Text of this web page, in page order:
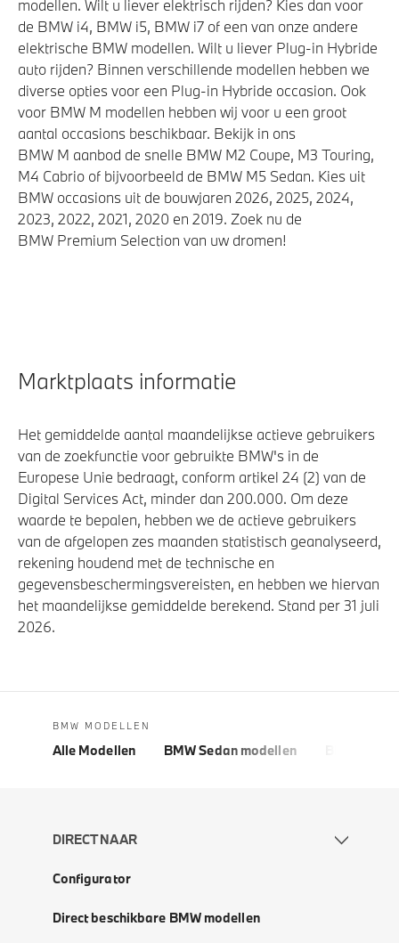
modellen. Wilt u liever elektrisch rijden? Kies dan voor
de BMW i4, BMW i5, BMW i7 of een van onze andere
elektrische BMW modellen. Wilt u liever Plug-in Hybride
auto rijden? Binnen verschillende modellen hebben we
diverse opties voor een Plug-in Hybride occasion. Ook
voor BMW M modellen hebben wij voor u een groot
aantal occasions beschikbaar. Bekijk in ons
BMW M aanbod de snelle BMW M2 Coupe, M3 Touring,
M4 Cabrio of bijvoorbeeld de BMW M5 Sedan. Kies uit
BMW occasions uit de bouwjaren 2026, 2025, 2024,
2023, 2022, 2021, 2020 en 2019. Zoek nu de
BMW Premium Selection van uw dromen!
Marktplaats informatie
Het gemiddelde aantal maandelijkse actieve gebruikers
van de zoekfunctie voor gebruikte BMW's in de
Europese Unie bedraagt, conform artikel 24 (2) van de
Digital Services Act, minder dan 200.000. Om deze
waarde te bepalen, hebben we de actieve gebruikers
van de afgelopen zes maanden statistisch geanalyseerd,
rekening houdend met de technische en
gegevensbeschermingsvereisten, en hebben we hiervan
het maandelijkse gemiddelde berekend. Stand per 31 juli
2026.
BMW MODELLEN
Alle Modellen BMW Sedan modellen
DIRECT NAAR
Configurator
Direct beschikbare BMW modellen